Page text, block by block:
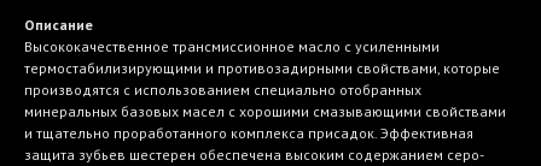
Описание
Высококачественное трансмиссионное масло с усиленными
термостабилизирующими и противозадирными свойствами, которые
производятся с использованием специально отобранных
минеральных базовых масел с хорошими смазывающими свойствами
и тщательно проработанного комплекса присадок. Эффективная
защита зубьев шестерен обеспечена высоким содержанием серо-